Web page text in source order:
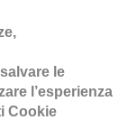
le
l’esperienza
Cookie